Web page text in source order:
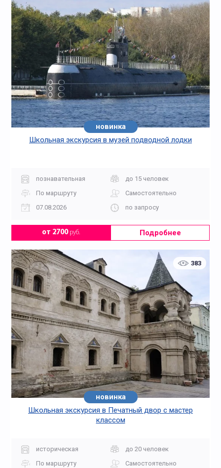
новинка
Школьная экскурсия в музей подводной лодки
познавательная
до 15 человек
По маршруту
Самостоятельно
07.08.2026
по запросу
от 2700руб. Подробнее
383
новинка
Школьная экскурсия в Печатный двор с мастер
классом
историческая
до 20 человек
По маршруту
Самостоятельно